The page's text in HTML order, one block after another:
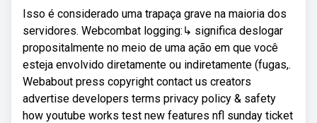
Isso é considerado uma trapaça grave na maioria dos
servidores. Webcombat logging:↳ significa deslogar
propositalmente no meio de uma ação em que você
esteja envolvido diretamente ou indiretamente (fugas,.
Webabout press copyright contact us creators
advertise developers terms privacy policy & safety
how youtube works test new features nfl sunday ticket